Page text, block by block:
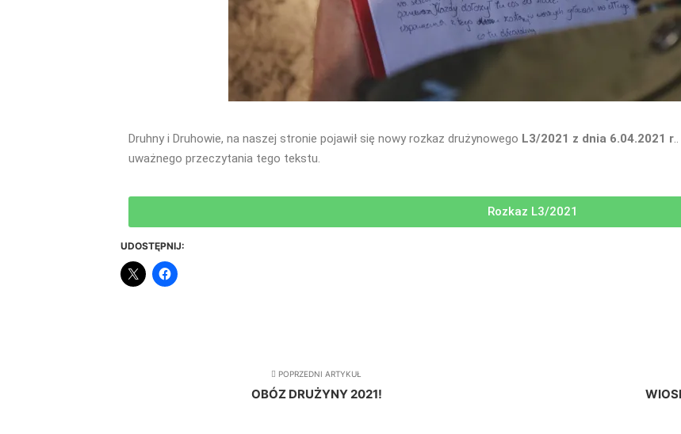
Druhny i Druhowie, na naszej stronie pojawił się nowy rozkaz drużynowego L3/2021 z dnia 6.04.2021 r
uważnego przeczytania tego tekstu.
Rozkaz L3/2021
UDOSTĘPNIJ:
POPRZEDNI ARTYKUŁ
OBÓZ DRUŻYNY 2021!